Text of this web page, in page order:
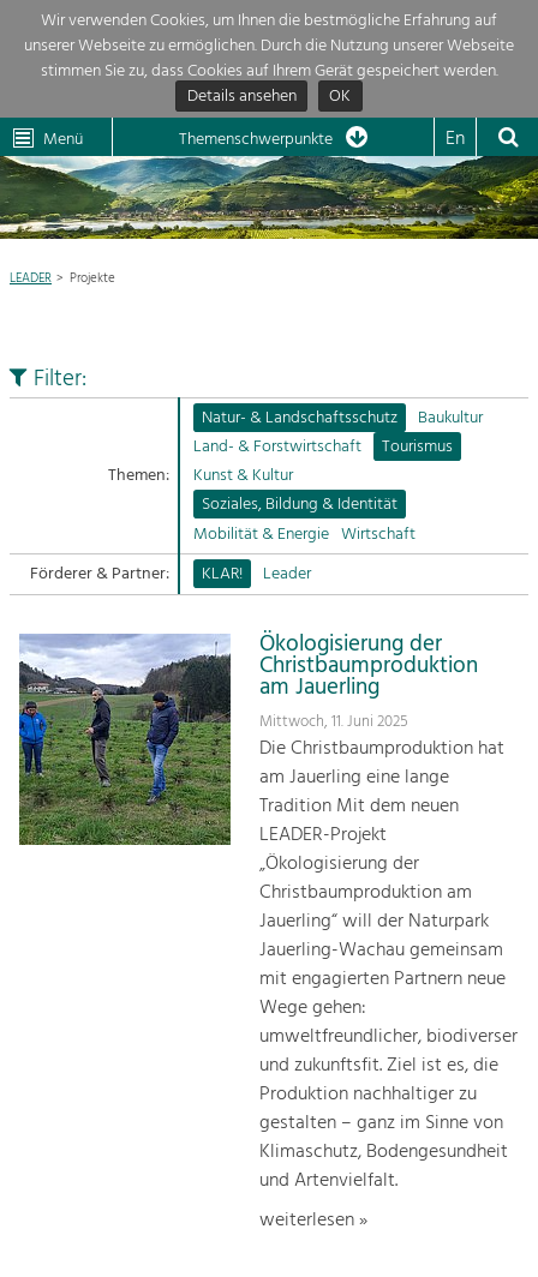
Wir verwenden Cookies, um Ihnen die bestmögliche Erfahrung auf
unserer Webseite zu ermöglichen. Durch die Nutzung unserer Webseite
stimmen Sie zu, dass Cookies auf Ihrem Gerät gespeichert werden.
Details ansehen
OK
Dunkelsteinerwald Klima
Menü Themenschwerpunkte En
Aktuelles 
Region 
Projekte
Mein Projekt 
Sitemap
Kontakt
Themenübersicht
Die Regionalentwicklung in unserer Region ist sehr vielfältig. Deshalb
geben wir hier eine Übersicht über unsere Themenschwerpunkte. Für
mehr Informationen einfach das Thema anklicken und schon werden alle
Projekte in diesem Kontext angezeigt.
Natur- &
Baukultur
Ortsbild, Baukultur und nachhaltiges
Land- & Forstwirtschaft
Bewirtschaftung und Pflege der
Tourismus
Positionierung.
Kunst & Kultur
Handwerk, Wissenschaft und Forschung.
Soziales, Bildung &
Identität
Gleichberechtigung, Jugend und
Mobilität & Energie
Klimawandel, öffentlicher Verkehr und
Steigerung regionaler Wertschöpfung
LEADER Projekte
Filter:
Themen:
Natur- & Landschaftsschutz
Baukultur
Land- & Forstwirtschaft
Tourismus
Kunst & Kultur
Soziales, Bildung & Identität
Mobilität & Energie Wirtschaft
Förderer & Partner:
KLAR! Leader
Ökologisierung der
Christbaumproduktion
am Jauerling
Mittwoch, 11. Juni 2025
Die Christbaumproduktion hat
am Jauerling eine lange
Tradition Mit dem neuen
LEADER-Projekt
„Ökologisierung der
Christbaumproduktion am
Jauerling“ will der Naturpark
Jauerling-Wachau gemeinsam
mit engagierten Partnern neue
Wege gehen:
umweltfreundlicher, biodiverser
und zukunftsfit. Ziel ist es, die
Produktion nachhaltiger zu
gestalten – ganz im Sinne von
Klimaschutz, Bodengesundheit
und Artenvielfalt.
weiterlesen »